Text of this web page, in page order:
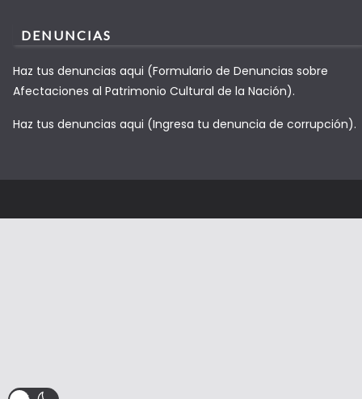
DENUNCIAS
Haz tus denuncias aqui (Formulario de Denuncias sobre
Afectaciones al Patrimonio Cultural de la Nación).
Haz tus denuncias aqui (Ingresa tu denuncia de corrupción).